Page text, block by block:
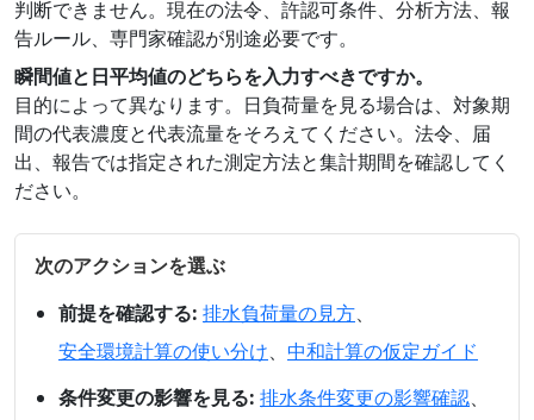
判断できません。現在の法令、許認可条件、分析方法、報
告ルール、専門家確認が別途必要です。
瞬間値と日平均値のどちらを入力すべきですか。
目的によって異なります。日負荷量を見る場合は、対象期
間の代表濃度と代表流量をそろえてください。法令、届
出、報告では指定された測定方法と集計期間を確認してく
ださい。
次のアクションを選ぶ
前提を確認する: 排水負荷量の見方、
安全環境計算の使い分け、 中和計算の仮定ガイド
条件変更の影響を見る: 排水条件変更の影響確認、